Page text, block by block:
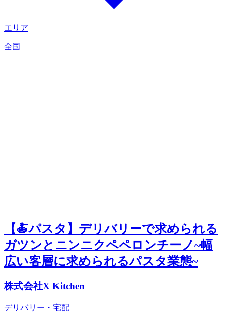
エリア
全国
【🍝パスタ】デリバリーで求められる
ガツンとニンニクペペロンチーノ~幅
広い客層に求められるパスタ業態~
株式会社X Kitchen
デリバリー・宅配